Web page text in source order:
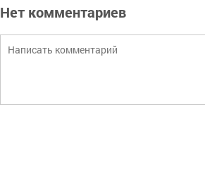
Нет комментариев